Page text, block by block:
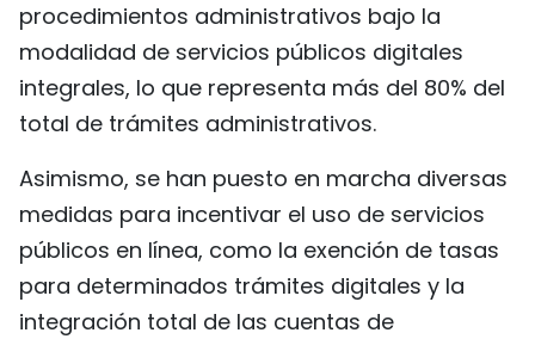
procedimientos administrativos bajo la
modalidad de servicios públicos digitales
integrales, lo que representa más del 80% del
total de trámites administrativos.
Asimismo, se han puesto en marcha diversas
medidas para incentivar el uso de servicios
públicos en línea, como la exención de tasas
para determinados trámites digitales y la
integración total de las cuentas de